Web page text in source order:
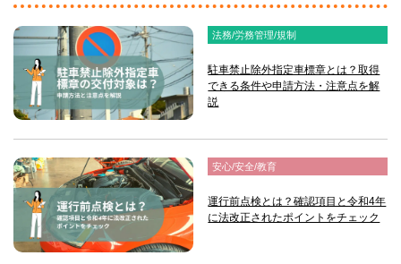
法務/労務管理/規制
駐車禁止除外指定車標章とは？取得
できる条件や申請方法・注意点を解
説
安心/安全/教育
運行前点検とは？確認項目と令和4年
に法改正されたポイントをチェック